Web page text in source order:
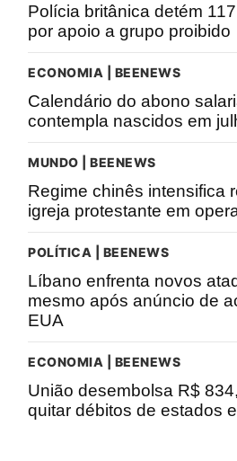
Polícia britânica detém
por apoio a grupo proibido
ECONOMIA | BEENEWS
Calendário do abono
contempla nascidos em
MUNDO | BEENEWS
Regime chinês intensifica
igreja protestante em
POLÍTICA | BEENEWS
Líbano enfrenta novos
mesmo após anúncio de
EUA
ECONOMIA | BEENEWS
União desembolsa R$
quitar débitos de estados